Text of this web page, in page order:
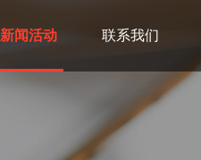
新闻活动 联系我们